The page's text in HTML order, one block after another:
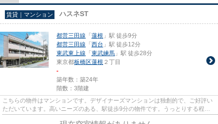
賃貸｜マンション ハスネST
都営三田線 「 蓮根 」駅 徒歩9分
都営三田線 「 西台 」駅 徒歩12分
東武東上線 「 東武練馬 」駅 徒歩28分
東京都板橋区蓮根 ２丁目
-
築年数：築24年
階数：3階建
こちらの物件はマンションです。デザイナーズマンションは独創的で、ご好評い
ただいています。高いニーズのある、駅徒歩9分の物件です。うっとりする程綺